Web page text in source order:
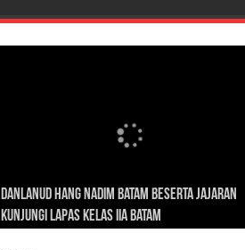
Danlanud Hang Nadim Batam Beserta Jajaran
Kunjungi Lapas Kelas IIA Batam
Silaturahmi dan Reses Komite I DPD RI di Polda
Jambi Bahas Sinergitas Penanganan Narkotika
Edukasi Pembentukan Karakter Generasi
Penerus
Cepat Beroperasi Agar Bisa Layani Masyarakat
Penuhi Kebutuhannya
Nusantara: Ratu Wangsa, Wanita Berkelas
dengan Pengaruh Internasional